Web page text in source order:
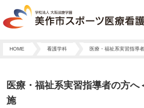
HOME 看護学科 医療・福祉系実習指導
医療・福祉系実習指導者の方へ
施